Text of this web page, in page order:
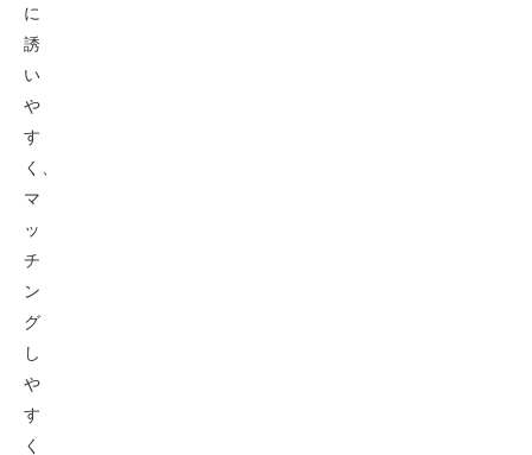
に
誘
い
や
す
く、
マ
ッ
チ
ン
グ
し
や
す
く